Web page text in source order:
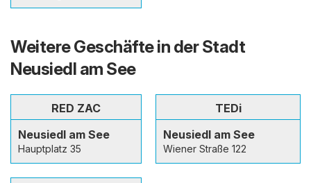
Weitere Geschäfte in der Stadt
Neusiedl am See
RED ZAC
Neusiedl am See
Hauptplatz 35
TEDi
Neusiedl am See
Wiener Straße 122